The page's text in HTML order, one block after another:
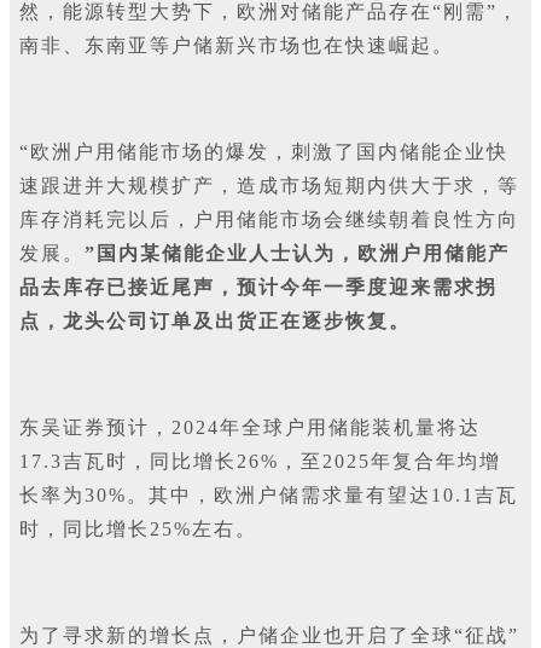
然，能源转型大势下，欧洲对储能产品存在“刚需”，
南非、东南亚等户储新兴市场也在快速崛起。
“欧洲户用储能市场的爆发，刺激了国内储能企业快
速跟进并大规模扩产，造成市场短期内供大于求，等
库存消耗完以后，户用储能市场会继续朝着良性方向
发展。 ”国内某储能企业人士认为，欧洲户用储能产
品去库存已接近尾声，预计今年一季度迎来需求拐
点，龙头公司订单及出货正在逐步恢复。
东吴证券预计，2024年全球户用储能装机量将达
17.3吉瓦时，同比增长26%，至2025年复合年均增
长率为30%。其中，欧洲户储需求量有望达10.1吉瓦
时，同比增长25%左右。
为了寻求新的增长点，户储企业也开启了全球“征战”